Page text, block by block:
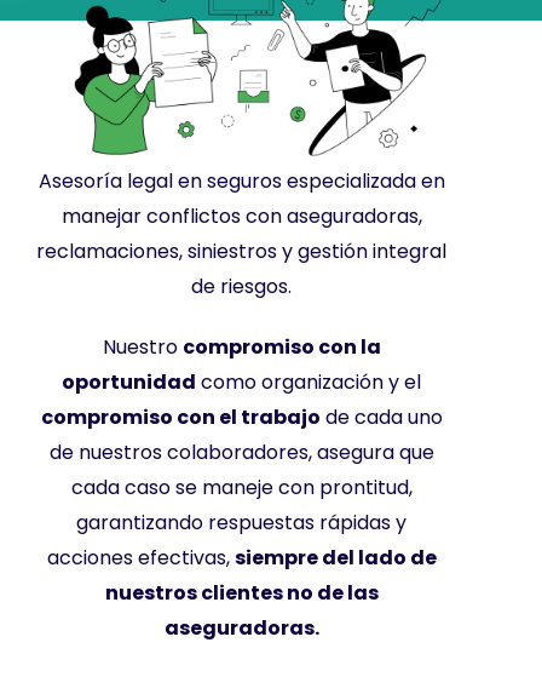
Asesoría legal en seguros especializada en
manejar conflictos con aseguradoras,
reclamaciones, siniestros y gestión integral
de riesgos.
Nuestro compromiso con la
oportunidad como organización y el
compromiso con el trabajo de cada uno
de nuestros colaboradores, asegura que
cada caso se maneje con prontitud,
garantizando respuestas rápidas y
acciones efectivas,siempre del lado de
nuestros clientes no de las
aseguradoras.